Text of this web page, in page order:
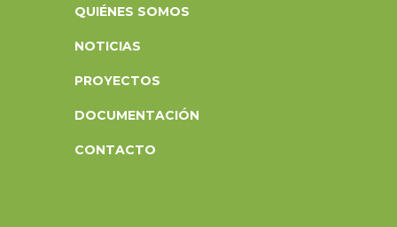
QUIÉNES SOMOS
NOTICIAS
PROYECTOS
DOCUMENTACIÓN
CONTACTO